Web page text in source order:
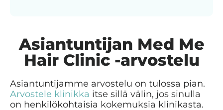
Asiantuntijan Med Me
Hair Clinic -arvostelu
Asiantuntijamme arvostelu on tulossa pian.
Arvostele klinikka itse sillä välin, jos sinulla
on henkilökohtaisia kokemuksia klinikasta.